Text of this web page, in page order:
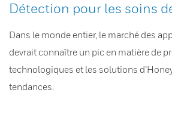
Détection pour les soins
Dans le monde entier, le marché des
devrait connaître un pic en matière de
technologiques et les solutions
tendances.